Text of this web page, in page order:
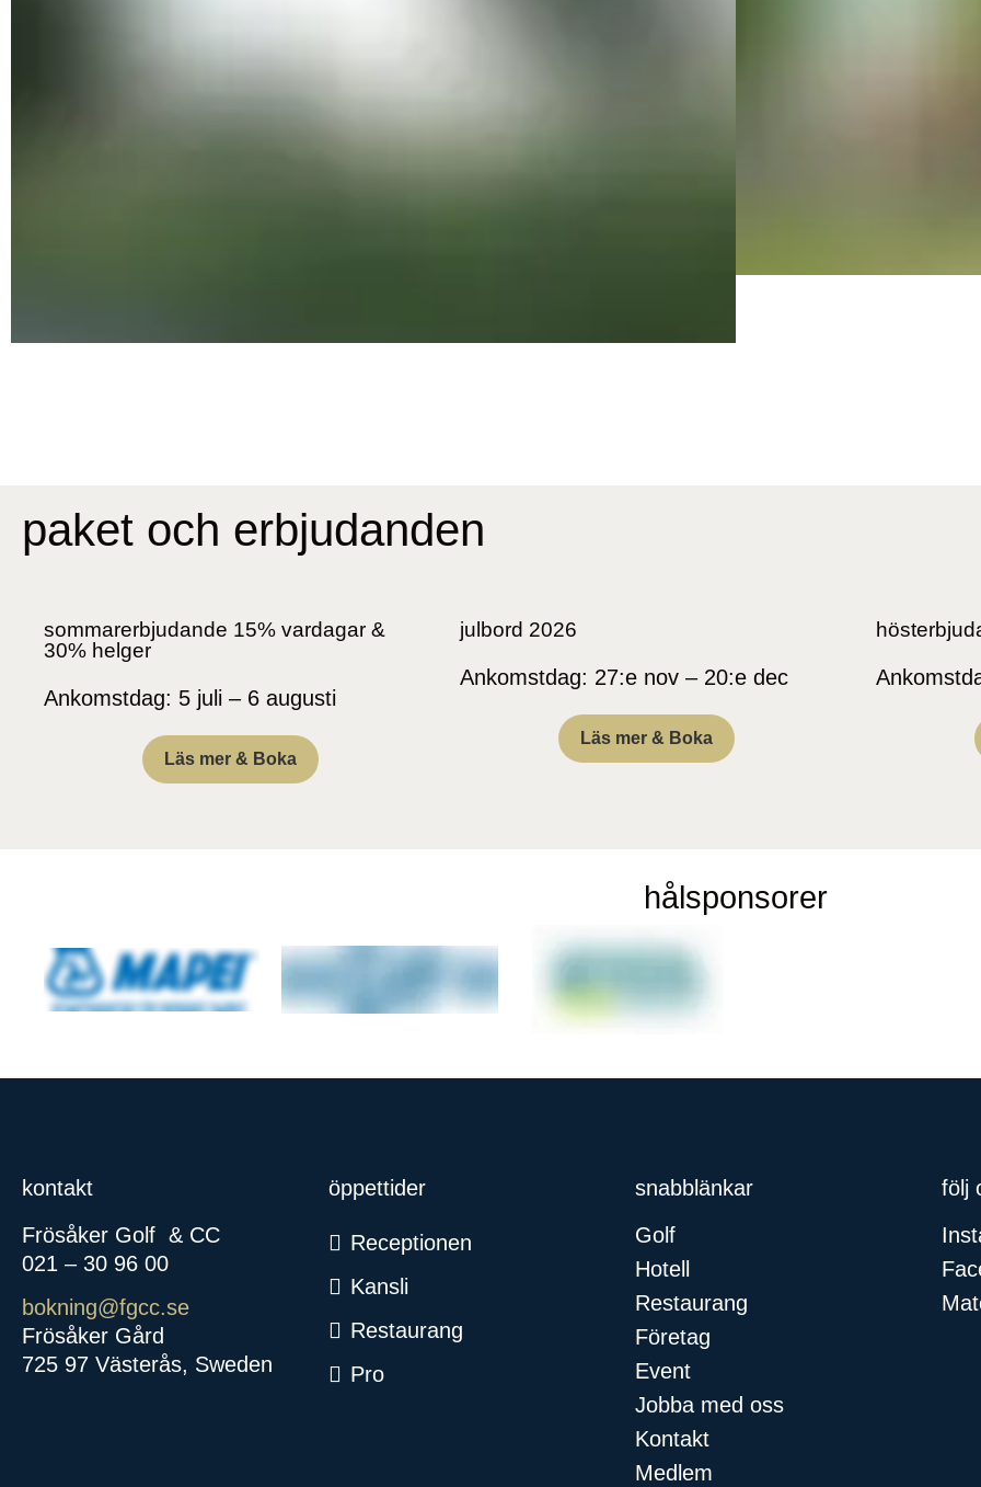
paket och erbjudanden
sommarerbjudande 15% vardagar &
30% helger
Ankomstdag: 5 juli – 6 augusti
Läs mer & Boka
julbord 2026
Ankomstdag: 27:e nov – 20:e dec
Läs mer & Boka
hålsponsorer
kontakt
Frösåker Golf & CC
021 – 30 96 00
bokning@fgcc.se
Frösåker Gård
725 97 Västerås, Sweden
öppettider
Receptionen
Kansli
Restaurang
Pro
snabblänkar​
Golf
Hotell
Restaurang
Företag
Event
Jobba med oss
Kontakt
Medlem
följ